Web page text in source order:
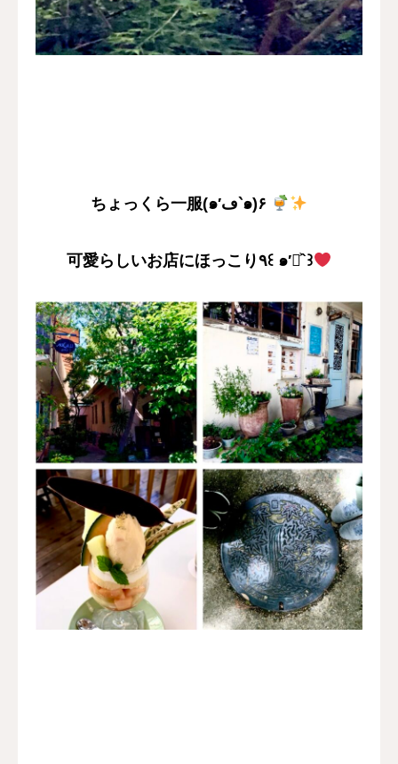
ちょっくら一服(๑′ڡ‵๑)۶
可愛らしいお店にほっこり٩꒰ ๑′◡͐`꒱